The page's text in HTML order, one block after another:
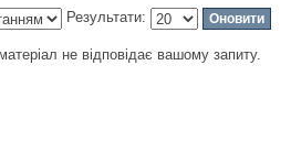
Результати:
не відповідає вашому запиту.